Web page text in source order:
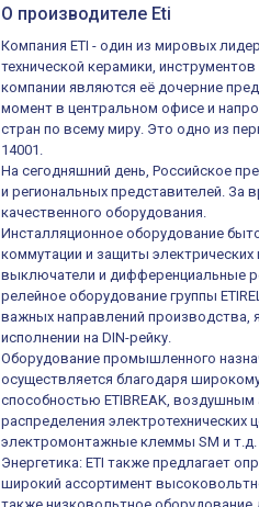
О производителе Eti
Компания ETI - один из мировых
технической керамики,
компании являются её дочерние
момент в центральном офисе и
стран по всему миру. Это одно из
14001.
На сегодняшний день, Российское
и региональных представителей. За
качественного оборудования.
Инсталляционное оборудование
коммутации и защиты электрических
выключатели и дифференциальные
релейное оборудование группы
важных направлений производства,
исполнении на DIN-рейку.
Оборудование промышленного
осуществляется благодаря
способностью ETIBREAK, воздушным
распределения электротехнических
электромонтажные клеммы SM и т.д.
Энергетика: ETI также предлагает
широкий ассортимент